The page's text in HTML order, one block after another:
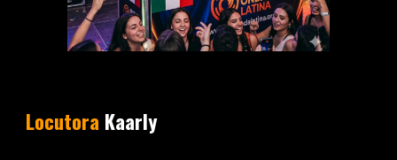
Locutora Kaarly